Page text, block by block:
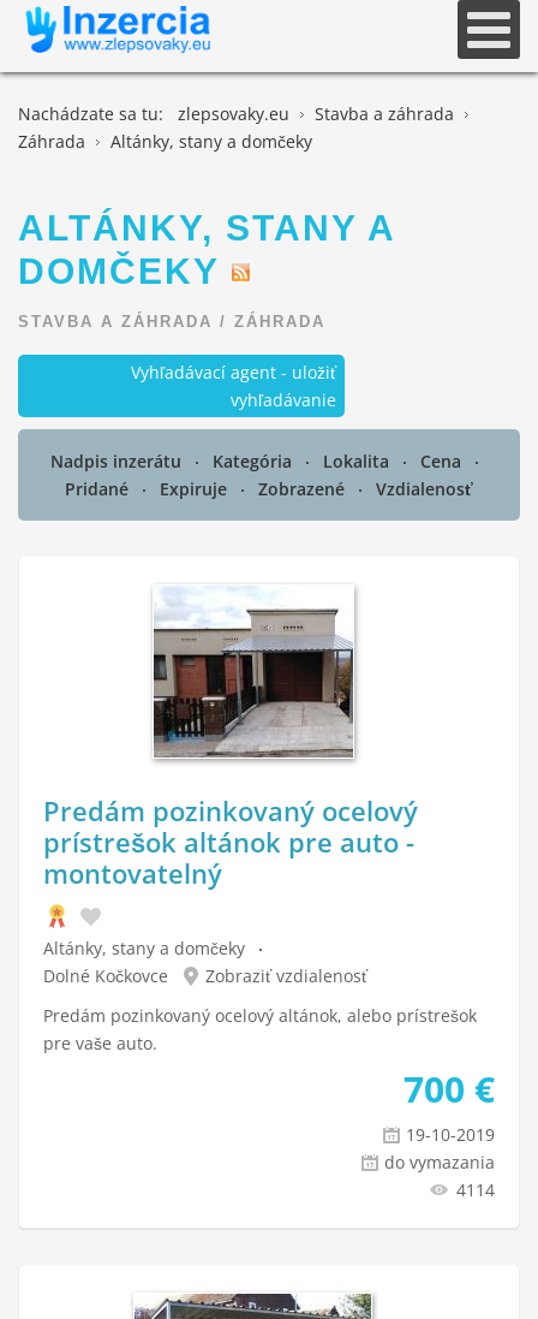
Nachádzate sa tu: zlepsovaky.eu
Stavba a záhrada
Záhrada
Altánky, stany a domčeky
ALTÁNKY, STANY A
DOMČEKY
STAVBA A ZÁHRADA / ZÁHRADA
Vyhľadávací agent - uložiť
vyhľadávanie
Nadpis inzerátu Kategória Lokalita
Cena
Pridané
Expiruje Zobrazené Vzdialenosť
Predám pozinkovaný ocelový
prístrešok altánok pre auto -
montovatelný
Altánky, stany a domčeky
Dolné Kočkovce
Zobraziť vzdialenosť
Predám pozinkovaný ocelový altánok, alebo prístrešok
pre vaše auto.
700 €
19-10-2019
do vymazania
4114